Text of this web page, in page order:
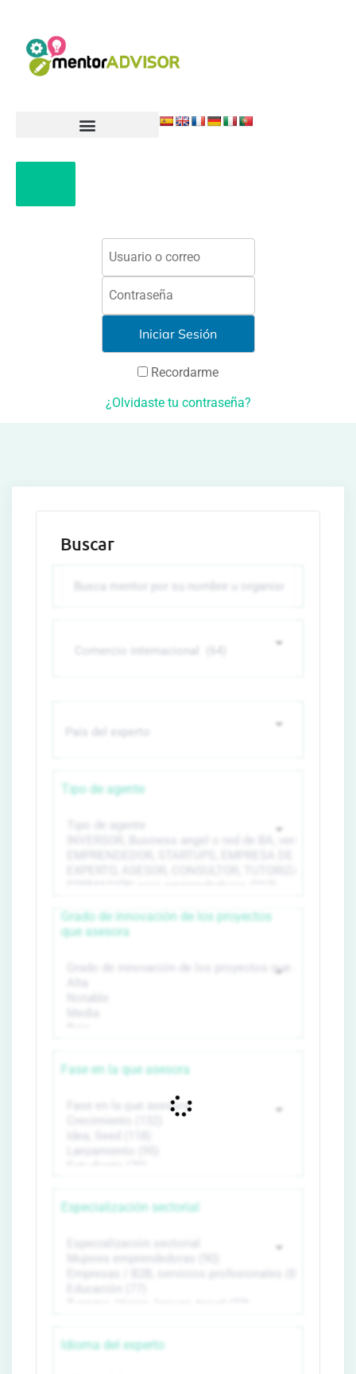
Recordarme
¿Olvidaste tu contraseña?
Buscar
Tipo de agente
Grado de innovación de los proyectos
que asesora
Fase en la que asesora
Especialización sectorial
Idioma del experto